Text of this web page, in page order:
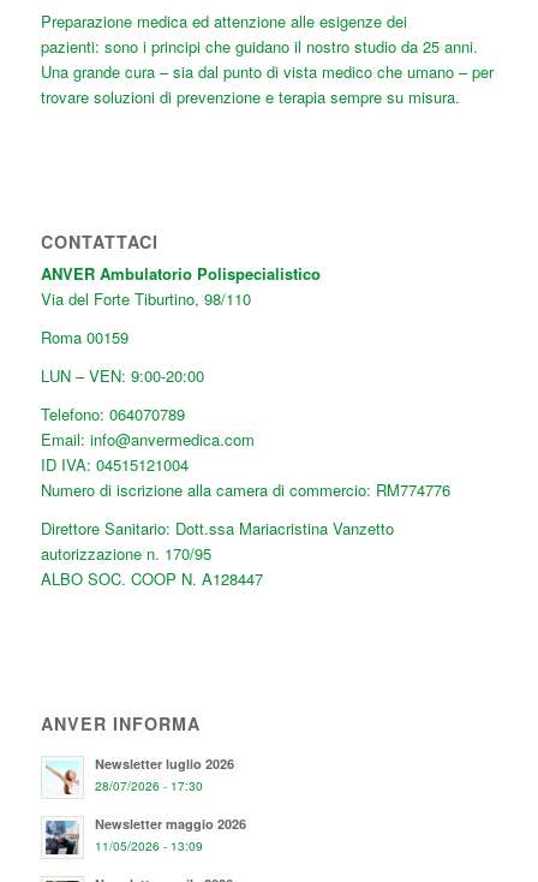
Preparazione medica ed attenzione alle esigenze dei
pazienti: sono i principi che guidano il nostro studio da 25 anni.
Una grande cura – sia dal punto di vista medico che umano – per
trovare soluzioni di prevenzione e terapia sempre su misura.
CONTATTACI
ANVER Ambulatorio Polispecialistico
Via del Forte Tiburtino, 98/110
Roma 00159
LUN – VEN: 9:00-20:00
Telefono: 064070789
Email: info@anvermedica.com
ID IVA: 04515121004
Numero di iscrizione alla camera di commercio: RM774776
Direttore Sanitario: Dott.ssa Mariacristina Vanzetto
autorizzazione n. 170/95
ALBO SOC. COOP N. A128447
ANVER INFORMA
Newsletter luglio 2026
28/07/2026 - 17:30
Newsletter maggio 2026
11/05/2026 - 13:09